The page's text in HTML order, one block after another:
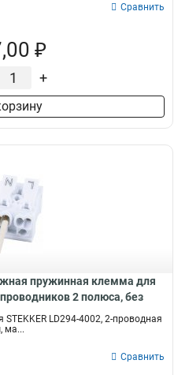
Сравнить
₽
+
пружинная клемма для
2 полюса, без
32733LD294-4002, 2-проводная
ма...
Сравнить